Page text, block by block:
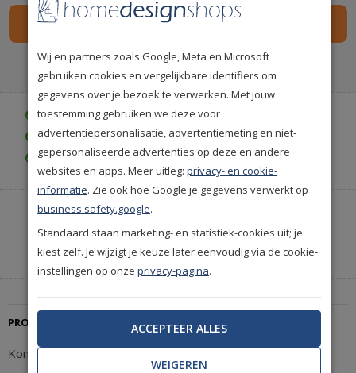
Spaar149premium punten i
Gratis bezorgd vanaf € 35,-
Achteraf betalen is mogelijk
Gratis achteraf betalen
Heeft u hulp nodig of wilt u telefonisch bestellen?
Neem contact met ons op.
+31(0)85 888 3671
| Start met chatten
PRODUCTBESCHRIJVING
Komar Heritage Magnifique HX8-062 Behang
Wij en partners zoals Google, Meta en Microsoft
gebruiken cookies en vergelijkbare identifiers om
gegevens over je bezoek te verwerken. Met jouw
toestemming gebruiken we deze voor
advertentiepersonalisatie, advertentiemeting en niet-
gepersonaliseerde advertenties op deze en andere
websites en apps. Meer uitleg:privacy- en cookie-
informatie. Zie ook hoe Google je gegevens verwerkt op
business.safety.google.
Standaard staan marketing- en statistiek-cookies uit; je
kiest zelf. Je wijzigt je keuze later eenvoudig via de cookie-
instellingen op onzeprivacy-pagina.
ACCEPTEER ALLES
WEIGEREN